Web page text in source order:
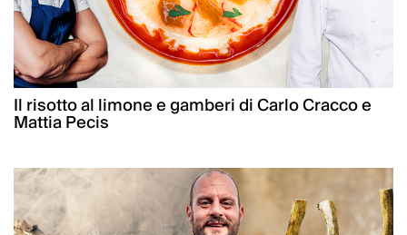
Il risotto al limone e gamberi di Carlo Cracco e
Mattia Pecis